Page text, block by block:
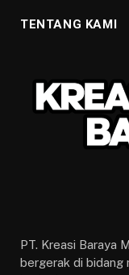
TENTANG KAMI
PT. Kreasi Baraya
bergerak di bidang